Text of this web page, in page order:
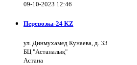
09-10-2023 12:46
Перевозка-24 KZ
ул. Динмухамед Кунаева, д. 33
БЦ "Астаналық"
Астана